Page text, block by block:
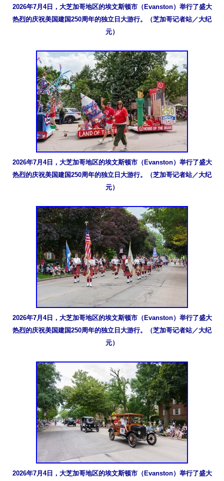
2026年7月4日，大芝加哥地区的埃文斯顿市（Evanston）举行了盛大
热烈的庆祝美国建国250周年的独立日大游行。（芝加哥记者站／大纪
元）
2026年7月4日，大芝加哥地区的埃文斯顿市（Evanston）举行了盛大
热烈的庆祝美国建国250周年的独立日大游行。（芝加哥记者站／大纪
元）
2026年7月4日，大芝加哥地区的埃文斯顿市（Evanston）举行了盛大
热烈的庆祝美国建国250周年的独立日大游行。（芝加哥记者站／大纪
元）
2026年7月4日，大芝加哥地区的埃文斯顿市（Evanston）举行了盛大